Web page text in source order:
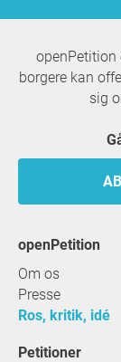
openPetition
borgere kan
sig
openPetition
Om os
Presse
Ros, kritik, idé
Petitioner